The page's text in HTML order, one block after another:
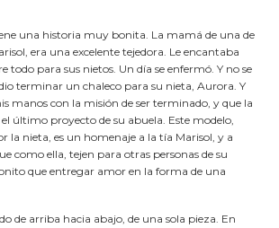
una historia muy bonita. La mamá de una de
era una excelente tejedora. Le encantaba
todo para sus nietos. Un día se enfermó. Y no se
terminar un chaleco para su nieta, Aurora. Y
manos con la misión de ser terminado, y que la
último proyecto de su abuela. Este modelo,
la nieta, es un homenaje a la tía Marisol, y a
como ella, tejen para otras personas de su
que entregar amor en la forma de una
de arriba hacia abajo, de una sola pieza. En